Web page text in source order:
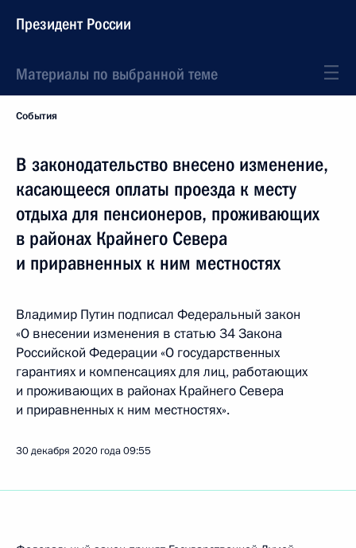
Президент России
Материалы по выбранной теме
События
В законодательство внесено изменение,
касающееся оплаты проезда к месту
отдыха для пенсионеров, проживающих
в районах Крайнего Севера
и приравненных к ним местностях
Владимир Путин подписал Федеральный закон
«О внесении изменения в статью 34 Закона
Российской Федерации «О государственных
гарантиях и компенсациях для лиц, работающих
и проживающих в районах Крайнего Севера
и приравненных к ним местностях».
30 декабря 2020 года09:55